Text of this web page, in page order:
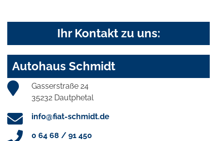
Ihr Kontakt zu uns:
Autohaus Schmidt
Gasserstraße 24
35232 Dautphetal
info@fiat-schmidt.de
0 64 68 / 91 450